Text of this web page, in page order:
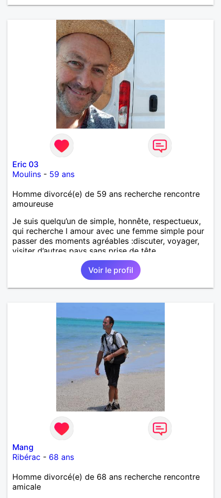
Eric 03
Moulins - 59 ans
Homme divorcé(e) de 59 ans recherche rencontre
amoureuse
Je suis quelqu’un de simple, honnête, respectueux,
qui recherche l amour avec une femme simple pour
passer des moments agréables :discuter, voyager,
visiter d’autres pays sans prise de tête.
Voir le profil
Mang
Ribérac - 68 ans
Homme divorcé(e) de 68 ans recherche rencontre
amicale